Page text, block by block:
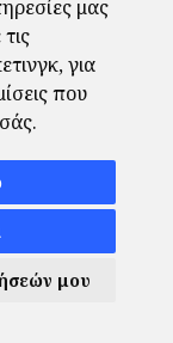
μας
,για
που
.
μου